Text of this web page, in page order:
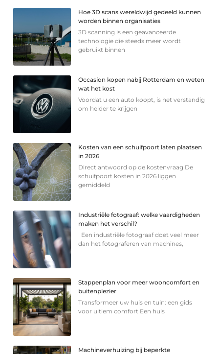
Hoe 3D scans wereldwijd gedeeld kunnen
worden binnen organisaties
3D scanning is een geavanceerde
technologie die steeds meer wordt
gebruikt binnen
Occasion kopen nabij Rotterdam en weten
wat het kost
Voordat u een auto koopt, is het verstandig
om helder te krijgen
Kosten van een schuifpoort laten plaatsen
in 2026
Direct antwoord op de kostenvraag De
schuifpoort kosten in 2026 liggen
gemiddeld
Industriële fotograaf: welke vaardigheden
maken het verschil?
Een industriële fotograaf doet veel meer
dan het fotograferen van machines,
Stappenplan voor meer wooncomfort en
buitenplezier
Transformeer uw huis en tuin: een gids
voor ultiem comfort Een huis
Machineverhuizing bij beperkte